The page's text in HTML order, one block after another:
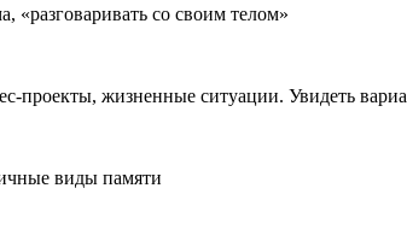
«разговаривать со своим телом»
проекты, жизненные ситуации. Увидеть
виды памяти